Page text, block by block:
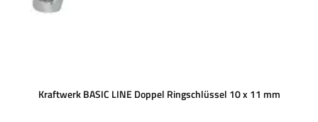
Kraftwerk BASIC LINE Doppel Ringschlüssel 10 x 11 mm